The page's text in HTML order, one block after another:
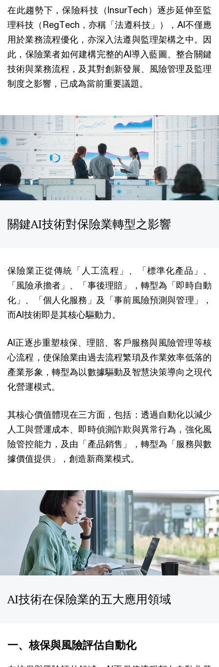
在此趨勢下，保險科技（InsurTech）逐步延伸至監
理科技（RegTech，亦稱「法遵科技」），AI不僅應
用於業務流程優化，亦深入法遵與監理架構之中。因
此，保險業者如何建構完整的AI導入藍圖、整合關鍵
技術與業務流程，及其對創新發展、風險管理及監理
制度之影響，已成為當前重要議題。
關鍵AI技術對保險業轉型之影響
保險業正從傳統「人工流程」、「標準化產品」、
「風險承擔者」、「事後理賠」，轉型為「即時自動
化」、「個人化服務」及「事前風險預測與管理」，
而AI技術即是其核心驅動力。
AI正逐步重塑核保、理賠、客戶服務與風險管理等核
心流程，使保險業由過去流程繁瑣及作業效率低落的
產業形象，轉型為以數據驅動及智慧決策導向之現代
化營運模式。
其核心價值體現在三方面，包括：透過自動化以減少
人工與營運成本、即時偵測詐欺與異常行為，強化風
險管控能力，及由「產品銷售」，轉型為「服務與數
據價值提供」，創造新商業模式。
AI技術在保險業的五大應用領域
一、核保與風險評估自動化